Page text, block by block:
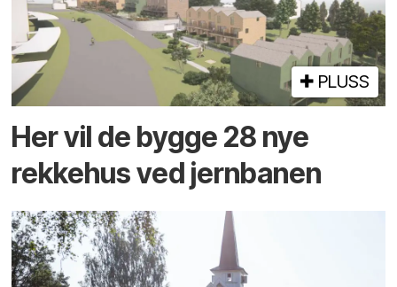
PLUSS
Her vil de bygge 28 nye
rekkehus ved jernbanen